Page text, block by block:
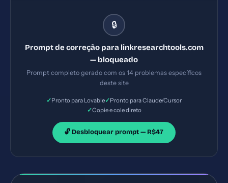
Security Policy ausente 3) X-Frame-Options
ausente 4) X-Content-Type-Options ausente.
os arquivos necessários e configurações de servidor.
Priorize as correções críticas primeiro.
🔒
Prompt de correção para linkresearchtools.com
— bloqueado
Prompt completo gerado com os 14 problemas específicos
deste site
✓Pronto para Lovable✓Pronto para Claude/Cursor
✓Copie e cole direto
🔓 Desbloquear prompt — R$47